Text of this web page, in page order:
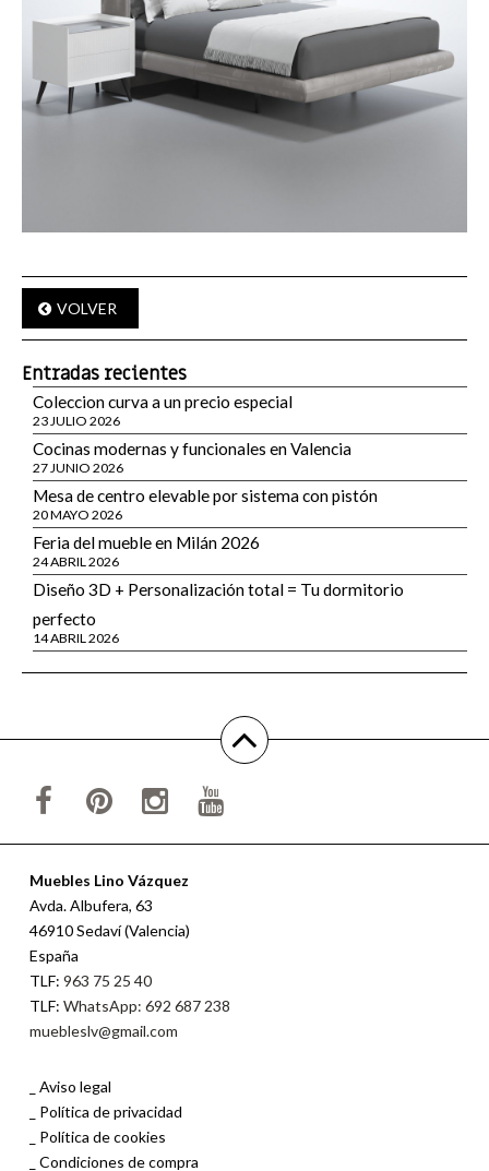
VOLVER
Entradas recientes
Coleccion curva a un precio especial
23 JULIO 2026
Cocinas modernas y funcionales en Valencia
27 JUNIO 2026
Mesa de centro elevable por sistema con pistón
20 MAYO 2026
Feria del mueble en Milán 2026
24 ABRIL 2026
Diseño 3D + Personalización total = Tu dormitorio
perfecto
14 ABRIL 2026
Muebles Lino Vázquez
Avda. Albufera, 63
46910 Sedaví (Valencia)
España
TLF: 963 75 25 40
TLF: WhatsApp: 692 687 238
muebleslv@gmail.com
Aviso legal
Política de privacidad
Política de cookies
Condiciones de compra